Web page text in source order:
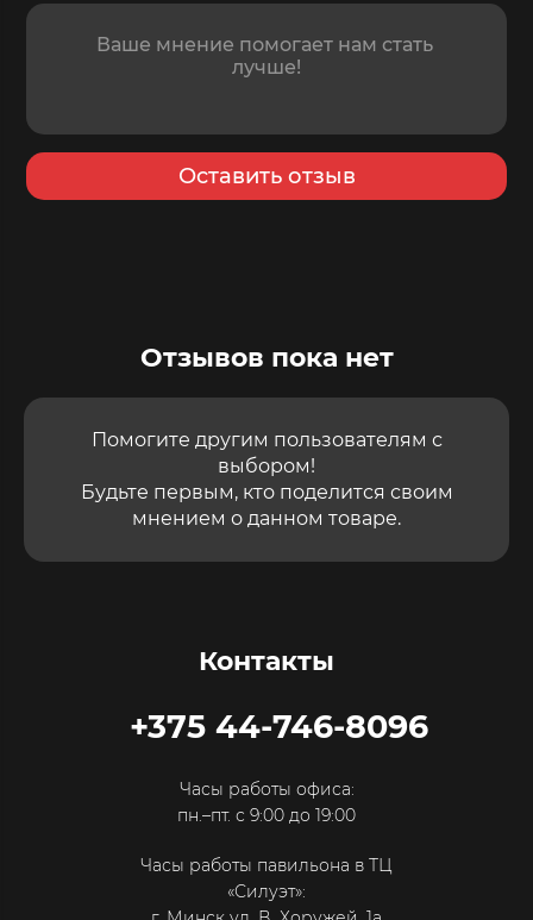
Отзыв
Оставить отзыв
Отзывов пока нет
Помогите другим пользователям с
выбором!
Будьте первым, кто поделится своим
мнением о данном товаре.
Контакты
+375 44-746-8096
Часы работы офиса:
пн.–пт. с 9:00 до 19:00
Часы работы павильона в ТЦ
«Силуэт»: